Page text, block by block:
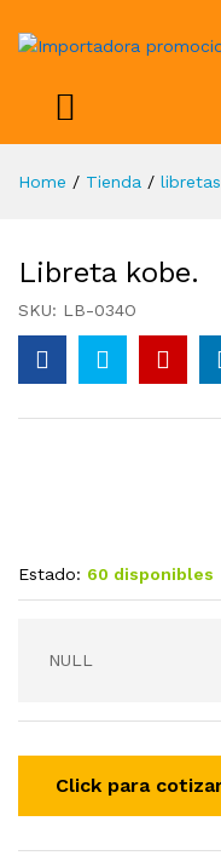
Home / Tienda / libretas
Libreta kobe.
SKU: LB-034O
Estado: 60 disponibles
NULL